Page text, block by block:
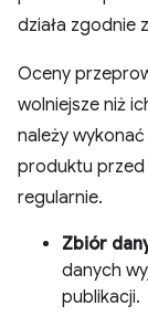
działa zgodnie
Oceny
wolniejsze niż
należy
produktu przed
regularnie.
Zbiór
danych
publikacji.